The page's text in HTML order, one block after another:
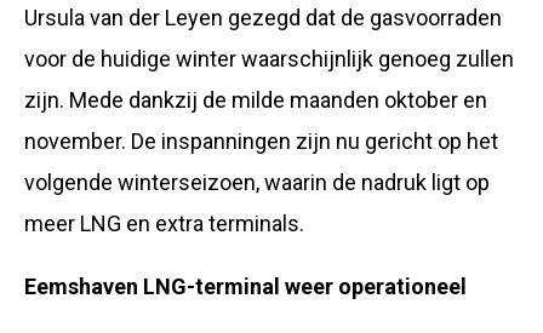
Ursula van der Leyen gezegd dat de gasvoorraden
voor de huidige winter waarschijnlijk genoeg zullen
zijn. Mede dankzij de milde maanden oktober en
november. De inspanningen zijn nu gericht op het
volgende winterseizoen, waarin de nadruk ligt op
meer LNG en extra terminals.
Eemshaven LNG-terminal weer operationeel